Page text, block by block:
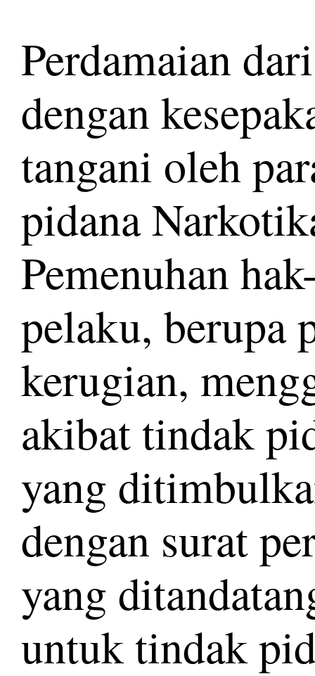
Perdamaian
dengan
tangani oleh
pidana
Pemenuhan
pelaku, berupa
kerugian,
akibat tindak
yang
dengan surat
yang
untuk tindak